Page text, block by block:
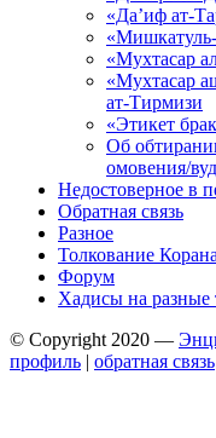
«Да’иф ат-
«Мухтасар
«Мухтасар
ат-Тирмизи
«Этикет
Об
омовения/
Недостоверное в
Обратная связь
Разное
Толкование
Форум
Хадисы на разные
© Copyright 2020 —
профиль | обратная связь